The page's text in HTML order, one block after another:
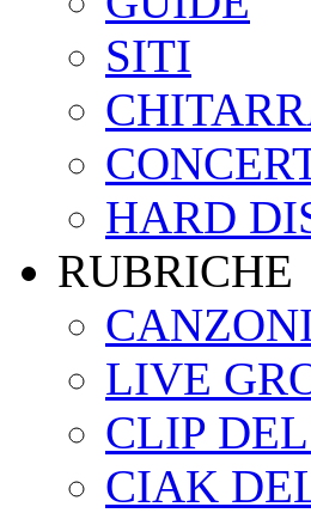
SITI
HARD
RUBRICHE
LIVE
CLIP
CIAK